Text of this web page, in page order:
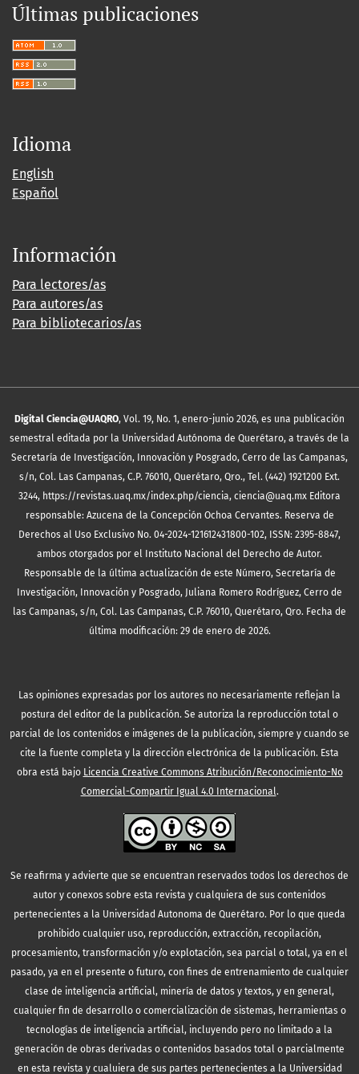
Últimas publicaciones
Idioma
English
Español
Información
Para lectores/as
Para autores/as
Para bibliotecarios/as
Digital Ciencia@UAQRO, Vol. 19, No. 1, enero-junio 2026, es una publicación
semestral editada por la Universidad Autónoma de Querétaro, a través de la
Secretaría de Investigación, Innovación y Posgrado, Cerro de las Campanas,
s/n, Col. Las Campanas, C.P. 76010, Querétaro, Qro., Tel. (442) 1921200 Ext.
3244, https://revistas.uaq.mx/index.php/ciencia, ciencia@uaq.mx Editora
responsable: Azucena de la Concepción Ochoa Cervantes. Reserva de
Derechos al Uso Exclusivo No. 04-2024-121612431800-102, ISSN: 2395-8847,
ambos otorgados por el Instituto Nacional del Derecho de Autor.
Responsable de la última actualización de este Número, Secretaría de
Investigación, Innovación y Posgrado, Juliana Romero Rodríguez, Cerro de
las Campanas, s/n, Col. Las Campanas, C.P. 76010, Querétaro, Qro. Fecha de
última modificación: 29 de enero de 2026.
Las opiniones expresadas por los autores no necesariamente reflejan la
postura del editor de la publicación. Se autoriza la reproducción total o
parcial de los contenidos e imágenes de la publicación, siempre y cuando se
cite la fuente completa y la dirección electrónica de la publicación. Esta
obra está bajo Licencia Creative Commons Atribución/Reconocimiento-No
Comercial-Compartir Igual 4.0 Internacional.
Se reafirma y advierte que se encuentran reservados todos los derechos de
autor y conexos sobre esta revista y cualquiera de sus contenidos
pertenecientes a la Universidad Autonoma de Querétaro. Por lo que queda
prohibido cualquier uso, reproducción, extracción, recopilación,
procesamiento, transformación y/o explotación, sea parcial o total, ya en el
pasado, ya en el presente o futuro, con fines de entrenamiento de cualquier
clase de inteligencia artificial, minería de datos y textos, y en general,
cualquier fin de desarrollo o comercialización de sistemas, herramientas o
tecnologías de inteligencia artificial, incluyendo pero no limitado a la
generación de obras derivadas o contenidos basados total o parcialmente
en esta revista y cualuiera de sus partes pertenecientes a la Universidad